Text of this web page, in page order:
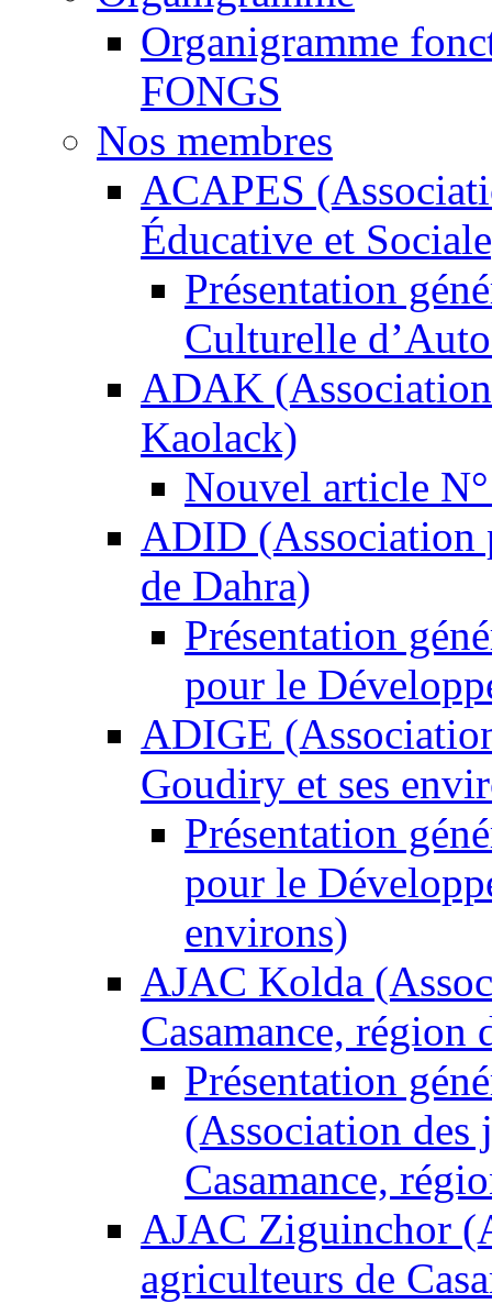
Organigramme
FONGS
Nos membres
ACAPES
Éducative et
Présentation
Culturelle
ADAK
Kaolack)
Nouvel article
ADID (Association
de Dahra)
Présentation
pour le
ADIGE
Goudiry et ses
Présentation
pour le
environs)
AJAC Kolda
Casamance, région
Présentation
(Association des
Casamance,
AJAC Ziguinchor
agriculteurs de